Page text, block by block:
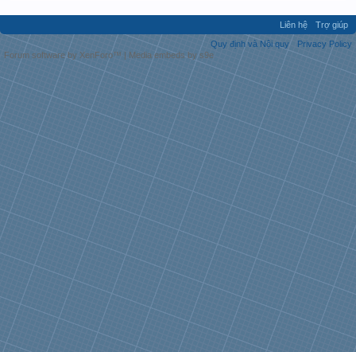
Liên hệ
Trợ giúp
Quy định và Nội quy
Privacy Policy
Forum software by XenForo™ | Media embeds by s9e